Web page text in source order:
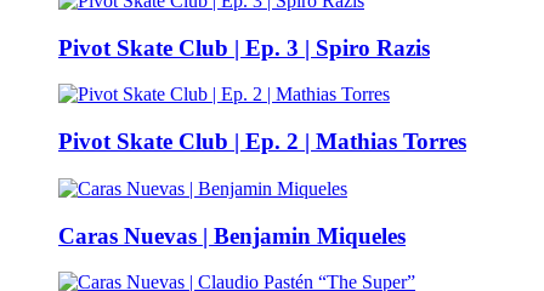
Pivot Skate Club | Ep. 3 | Spiro Razis
Pivot Skate Club | Ep. 2 | Mathias Torres
Caras Nuevas | Benjamin Miqueles